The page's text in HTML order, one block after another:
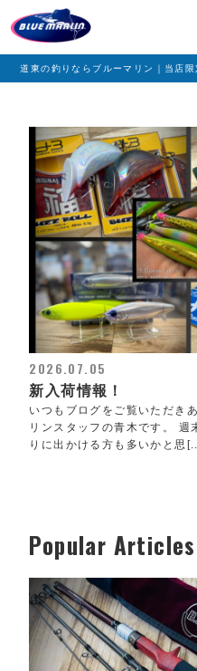
道東の釣りならブルーマリン｜当店
2026.07.05
新入荷情報！
いつもブログをご覧いただき
リンスタッフの青木です。 週
りに出かける方も多いかと思
Popular Articles